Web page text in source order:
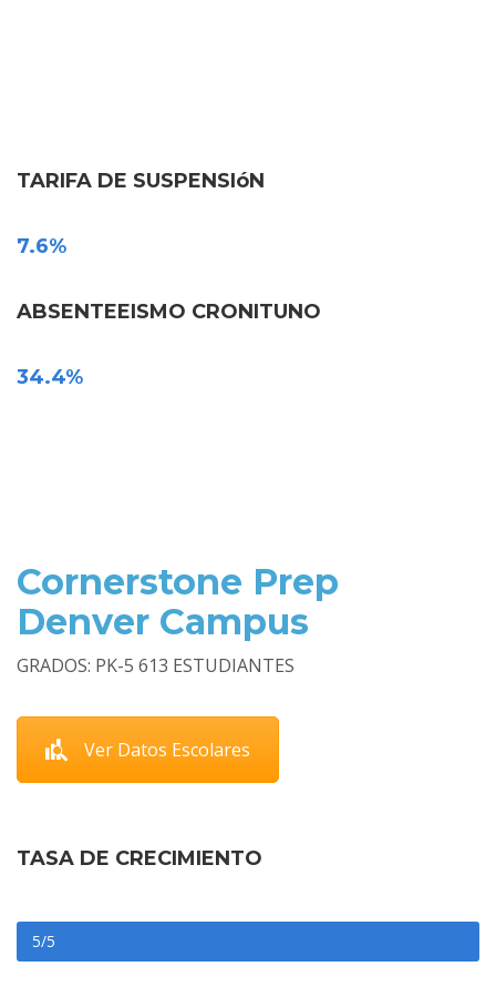
TARIFA DE SUSPENSIóN
7.6%
ABSENTEEISMO CRONITUNO
34.4%
Cornerstone Prep
Denver Campus
GRADOS: PK-5 613 ESTUDIANTES
Ver Datos Escolares
TASA DE CRECIMIENTO
5/5